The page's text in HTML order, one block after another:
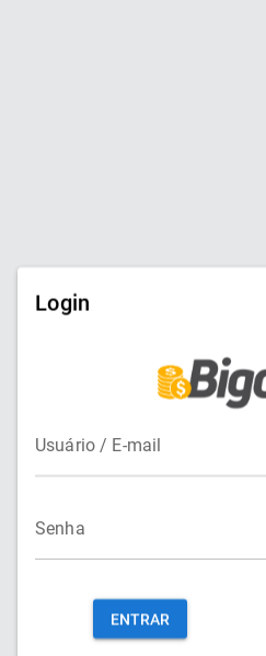
Login
Usuário / E-mail
Senha
ENTRAR